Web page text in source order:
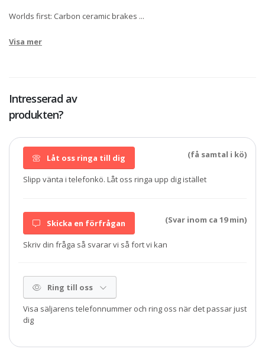
Worlds first: Carbon ceramic brakes ...
Visa mer
Intresserad av
produkten?
Låt oss ringa till dig (få samtal i kö)
Slipp vänta i telefonkö. Låt oss ringa upp dig istället
Skicka en förfrågan (Svar inom ca 19 min)
Skriv din fråga så svarar vi så fort vi kan
Ring till oss
Visa säljarens telefonnummer och ring oss när det passar just
dig